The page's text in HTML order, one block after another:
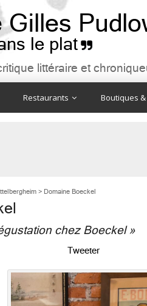
Gilles
le plat 
littéraire et
Restaurants Boutiques
> Domaine Boeckel
chez Boeckel »
Tweeter